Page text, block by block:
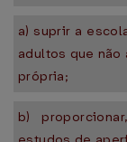
a) suprir a
adultos que não
própria;
b)